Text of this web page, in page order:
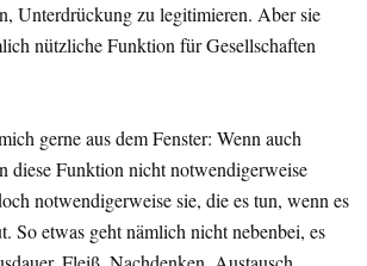
Unterdrückung zu legitimieren. Aber sie
nützliche Funktion für Gesellschaften
gerne aus dem Fenster: Wenn auch
diese Funktion nicht notwendigerweise
notwendigerweise sie, die es tun, wenn es
So etwas geht nämlich nicht nebenbei, es